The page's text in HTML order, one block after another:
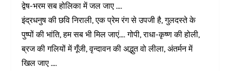
द्वेष-भरम सब होलिका में जल जाए ….
इंद्रधनुष की छवि निराली, एक प्रेम रंग से उपजी है, गुलदस्ते के
पुष्पों की भांति, हम सब भी मिल जाएं…. गोपी, राधा-कृष्ण की होली,
ब्रज की गलियों में गूँजी, वृन्दावन की अद्भुत वो लीला, अंतर्मन में
खिल जाए ….